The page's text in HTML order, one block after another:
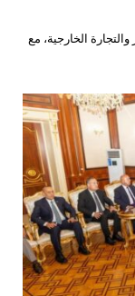
الخارجية، مع